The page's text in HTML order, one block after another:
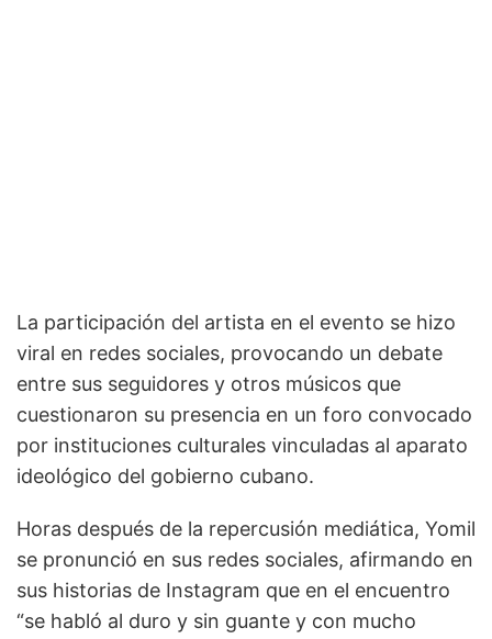
La participación del artista en el evento se hizo
viral en redes sociales, provocando un debate
entre sus seguidores y otros músicos que
cuestionaron su presencia en un foro convocado
por instituciones culturales vinculadas al aparato
ideológico del gobierno cubano.
Horas después de la repercusión mediática, Yomil
se pronunció en sus redes sociales, afirmando en
sus historias de Instagram que en el encuentro
“se habló al duro y sin guante y con mucho